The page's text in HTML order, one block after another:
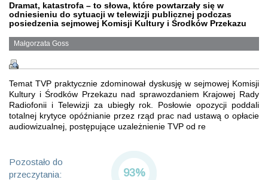
Dramat, katastrofa – to słowa, które powtarzały się w
odniesieniu do sytuacji w telewizji publicznej podczas
posiedzenia sejmowej Komisji Kultury i Środków Przekazu
Małgorzata Goss
Temat TVP praktycznie zdominował dyskusję w sejmowej Komisji
Kultury i Środków Przekazu nad sprawozdaniem Krajowej Rady
Radiofonii i Telewizji za ubiegły rok. Posłowie opozycji poddali
totalnej krytyce opóźnianie przez rząd prac nad ustawą o opłacie
audiowizualnej, postępujące uzależnienie TVP od re
Pozostało do
przeczytania:
93%